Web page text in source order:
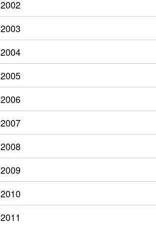
2002
2003
2004
2005
2006
2007
2008
2009
2010
2011